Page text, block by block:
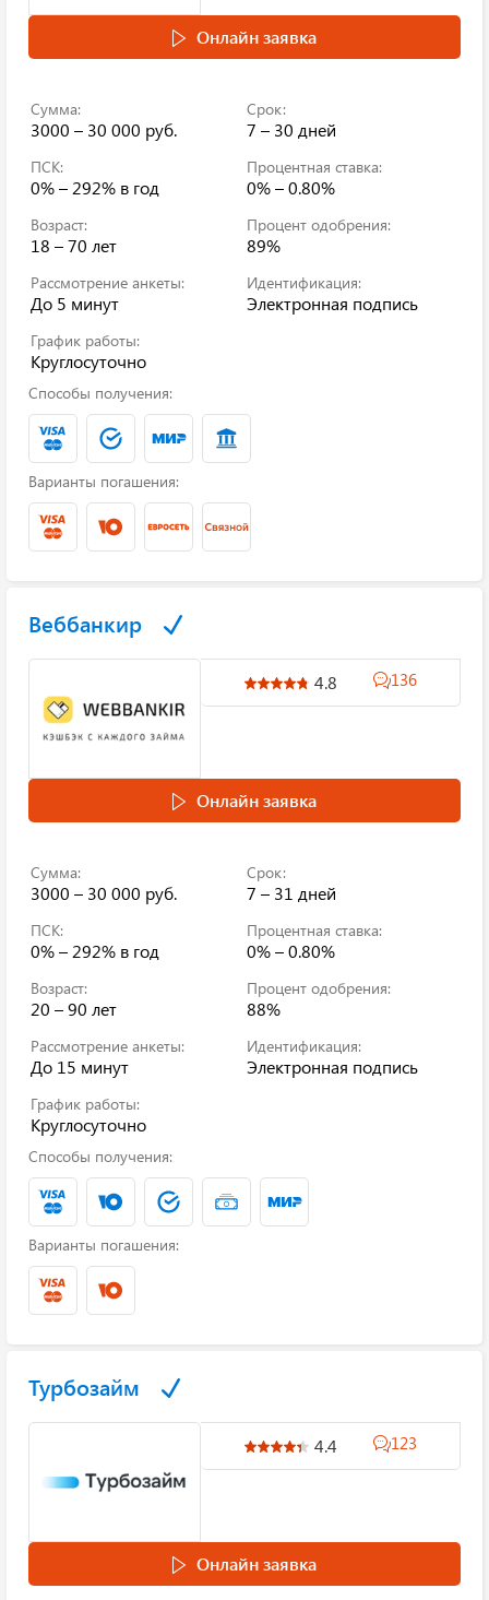
Онлайн заявка
Сумма:
3000 – 30 000 руб.
Срок:
7 – 30 дней
ПСК:
0% – 292% в год
Процентная ставка:
0% – 0.80%
Возраст:
18 – 70 лет
Процент одобрения:
89%
Рассмотрение анкеты:
До 5 минут
Идентификация:
Электронная подпись
График работы:
Круглосуточно
Способы получения:
Варианты погашения:
Веббанкир
4.8 136
Онлайн заявка
Сумма:
3000 – 30 000 руб.
Срок:
7 – 31 дней
ПСК:
0% – 292% в год
Процентная ставка:
0% – 0.80%
Возраст:
20 – 90 лет
Процент одобрения:
88%
Рассмотрение анкеты:
До 15 минут
Идентификация:
Электронная подпись
График работы:
Круглосуточно
Способы получения:
Варианты погашения:
Турбозайм
4.4 123
Онлайн заявка